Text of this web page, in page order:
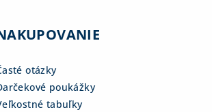
otázky
poukážky
tabuľky